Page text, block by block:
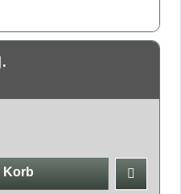
Korb